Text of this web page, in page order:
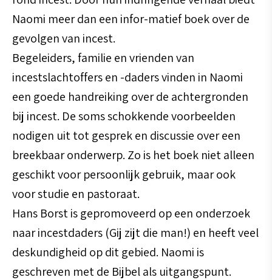
Naomi meer dan een infor-matief boek over de
gevolgen van incest.
Begeleiders, familie en vrienden van
incestslachtoffers en -daders vinden in Naomi
een goede handreiking over de achtergronden
bij incest. De soms schokkende voorbeelden
nodigen uit tot gesprek en discussie over een
breekbaar onderwerp. Zo is het boek niet alleen
geschikt voor persoonlijk gebruik, maar ook
voor studie en pastoraat.
Hans Borst is gepromoveerd op een onderzoek
naar incestdaders (Gij zijt die man!) en heeft veel
deskundigheid op dit gebied. Naomi is
geschreven met de Bijbel als uitgangspunt.